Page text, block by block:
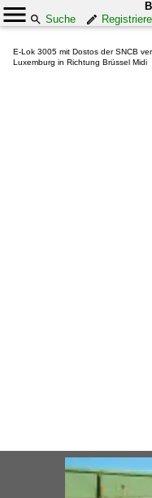
Suche
E-Lok 3005 mit Dostos der SNCB
Luxemburg in Richtung Brüssel Midi